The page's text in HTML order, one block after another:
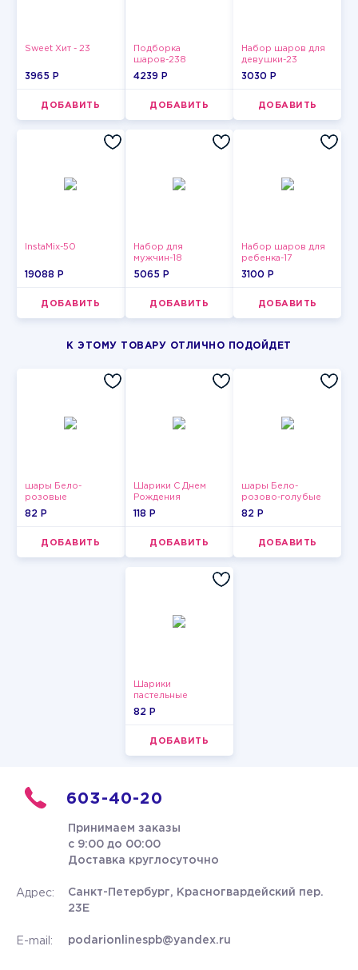
Sweet Хит - 23
3965 P
ДОБАВИТЬ
Подборка
шаров-238
4239 P
ДОБАВИТЬ
Набор шаров для
девушки-23
3030 P
ДОБАВИТЬ
InstaMix-50
19088 P
ДОБАВИТЬ
Набор для
мужчин-18
5065 P
ДОБАВИТЬ
Набор шаров для
ребенка-17
3100 P
ДОБАВИТЬ
К ЭТОМУ ТОВАРУ ОТЛИЧНО ПОДОЙДЕТ
шары Бело-
розовые
пастельные
82 P
ДОБАВИТЬ
Шарики С Днем
Рождения
118 P
ДОБАВИТЬ
шары Бело-
розово-голубые
пастельные
82 P
ДОБАВИТЬ
Шарики
пастельные
82 P
ДОБАВИТЬ
603-40-20
Принимаем заказы
с 9:00 до 00:00
Доставка круглосуточно
Адрес:
Санкт-Петербург, Красногвардейский пер.
23Е
E-mail: podarionlinespb@yandex.ru